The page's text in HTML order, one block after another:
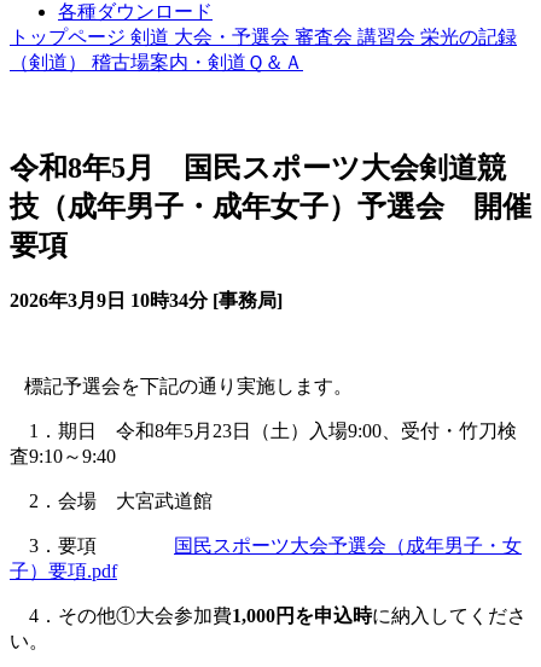
各種ダウンロード
トップページ 剣道 大会・予選会 審査会 講習会 栄光の記録
（剣道） 稽古場案内・剣道Ｑ＆Ａ
令和8年5月 国民スポーツ大会剣道競
技（成年男子・成年女子）予選会 開催
要項
2026年3月9日 10時34分 [事務局]
標記予選会を下記の通り実施します。
1．期日 令和8年5月23日（土）入場9:00、受付・竹刀検
査9:10～9:40
2．会場 大宮武道館
3．要項
国民スポーツ大会予選会（成年男子・女
子）要項.pdf
4．その他①大会参加費1,000円を申込時に納入してくださ
い。